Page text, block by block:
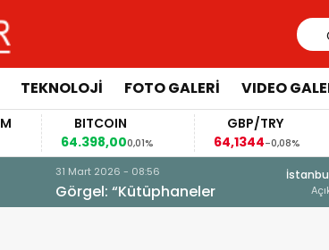
TEKNOLOJİ FOTO GALERİ VIDEO
BITCOIN
64.398,000,01%
GBP/TRY
64,1344-0,08%
19 Mart 2026 -
Toptaş,